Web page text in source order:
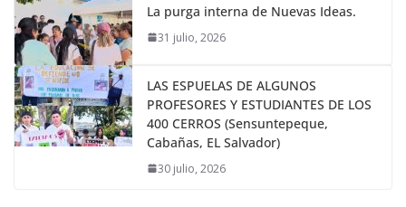
La purga interna de Nuevas Ideas.
31 julio, 2026
LAS ESPUELAS DE ALGUNOS
PROFESORES Y ESTUDIANTES DE LOS
400 CERROS (Sensuntepeque,
Cabañas, EL Salvador)
30 julio, 2026